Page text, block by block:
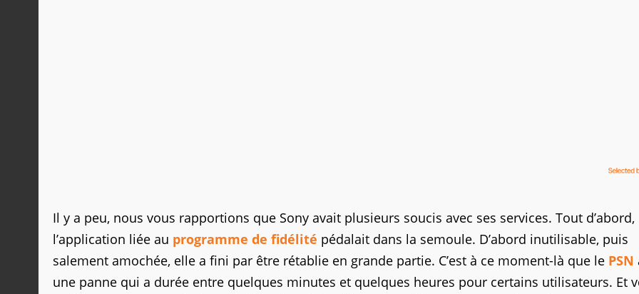
Il y a peu, nous vous rapportions que Sony avait plusieurs soucis avec ses services. Tout d’abord,
l’application liée au programme de fidélité pédalait dans la semoule. D’abord inutilisable, puis
salement amochée, elle a fini par être rétablie en grande partie. C’est à ce moment-là que le PSN
une panne qui a durée entre quelques minutes et quelques heures pour certains utilisateurs. Et